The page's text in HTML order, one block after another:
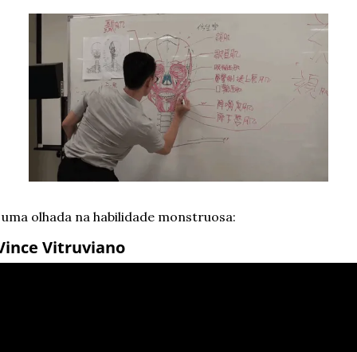
olhada na habilidade monstruosa:
Vitruviano